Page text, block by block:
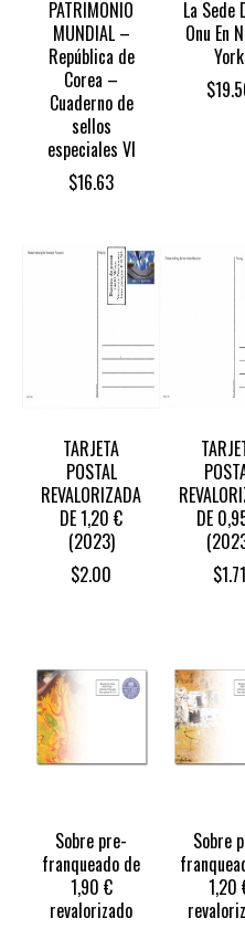
PATRIMONIO
MUNDIAL –
República de
Corea –
Cuaderno de
sellos
especiales VI
$16.63
La Sede
Onu En
York
$
TARJETA
POSTAL
REVALORIZADA
DE 1,20 €
(2023)
$2.00
DE
$1.71
Sobre pre-
franqueado de
1,90 €
revalorizado
Sobre
1,20